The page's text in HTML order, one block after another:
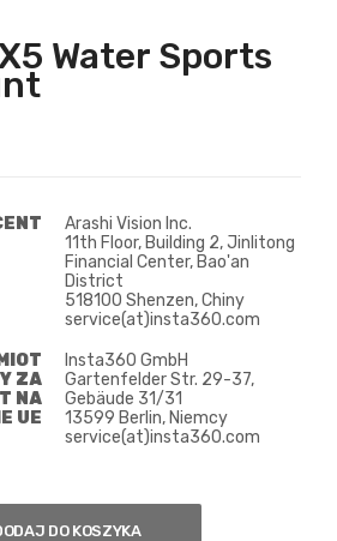
Water Sports
Arashi Vision Inc.
11th Floor, Building 2, Jinlitong
Financial Center, Bao'an
District
518100 Shenzen, Chiny
service(at)insta360.com
ZA
NA
UE
Insta360 GmbH
Gartenfelder Str. 29-37,
Gebäude 31/31
13599 Berlin, Niemcy
service(at)insta360.com
DO KOSZYKA